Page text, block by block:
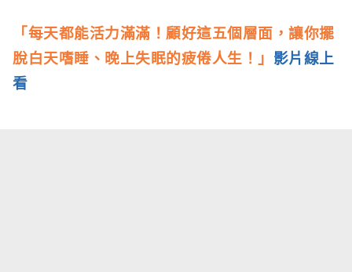
「每天都能活力滿滿！顧好這五個層面，讓你擺
脫白天嗜睡、晚上失眠的疲倦人生！」 影片線上
看